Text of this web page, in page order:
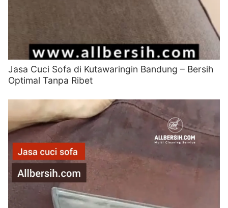
Jasa Cuci Sofa di Kutawaringin Bandung – Bersih
Optimal Tanpa Ribet